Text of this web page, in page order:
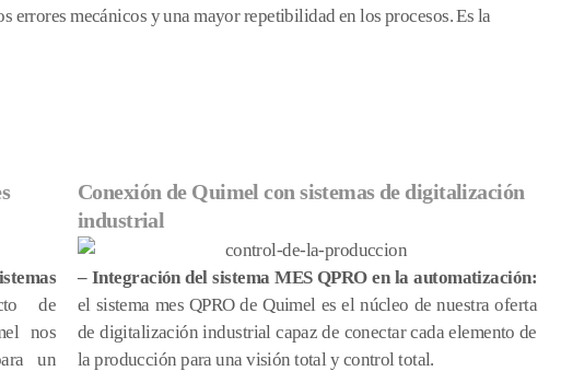
mecánicos y una mayor repetibilidad en los procesos. Es la
de
nos
un
Conexión de Quimel con sistemas de digitalización
industrial
– Integración del sistema MES QPRO en la automatización:
el sistema mes QPRO de Quimel es el núcleo de nuestra oferta
de digitalización industrial capaz de conectar cada elemento de
la producción para una visión total y control total.